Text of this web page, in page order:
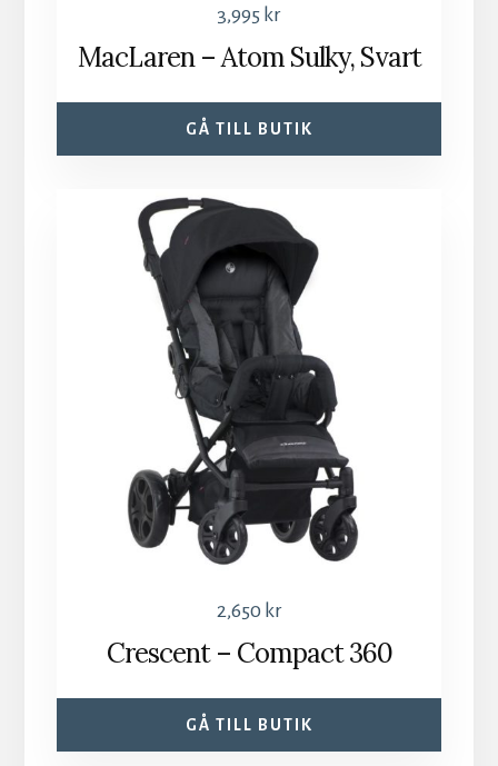
3,995 kr
MacLaren – Atom Sulky, Svart
GÅ TILL BUTIK
2,650 kr
Crescent – Compact 360
GÅ TILL BUTIK